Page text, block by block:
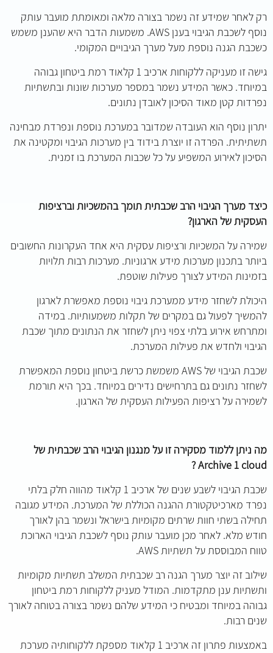
רק לאחר שמידע זה נשמר בצורה מלאה ומאומתת מועבר עותק
נוסף לשכבת הגיבוי בענן AWS. משמעות הדבר היא שהענן משמש
כשכבת הגנה נוספת מעל מערך הגיבויים המקומי.
גישה זו מעניקה ללקוחות ארכיב 1 קלאוד רמת ביטחון גבוהה
במיוחד. כאשר המידע נשמר במספר מערכות שונות ובתשתיות
נפרדות קטן מאוד הסיכון לאובדן נתונים.
יתרון נוסף הוא העובדה שמדובר במערכת נוספת ונפרדת מבחינה
תשתיתית. הפרדה זו יוצרת בידוד בין מערכות הגיבוי ומקטינה את
הסיכון לאירוע המשפיע על כל שכבות המערכת בו זמנית.
כיצד מערך הגיבוי הרב שכבתית תומך בהמשכיות וברציפות
העסקית של הארגון?
שמירה על המשכיות ורציפות עסקית היא אחד העקרונות החשובים
ביותר בתכנון מערכות מידע ארגוניות. מערכות רבות תלויות
בזמינות המידע לצורך פעילות שוטפת.
היכולת לשחזר מידע ממערכת גיבוי נוספת מאפשרת לארגון
להמשיך לפעול גם במקרים של תקלות משמעותיות. במידה
ומתרחש אירוע בלתי צפוי ניתן לשחזר את הנתונים מתוך שכבת
הגיבוי ולחדש את פעילות המערכת.
שכבת הגיבוי של AWS משמשת כרשת ביטחון נוספת המאפשרת
לשחזר נתונים גם בתרחישים נדירים במיוחד. בכך היא תורמת
לשמירה על רציפות הפעילות העסקית של הארגון.
מה ניתן ללמוד מסקירה זו על מנגנון הגיבוי הרב שכבתית של
Archive 1 cloud ?
שכבת הגיבוי לשבע שנים של ארכיב 1 קלאוד מהווה חלק בלתי
נפרד מארכיטקטורת ההגנה הכוללת של המערכת. המידע מגובה
תחילה בשתי חוות שרתים מקומיות בישראל ונשמר בהן לאורך
חודש מלא. לאחר מכן מועבר עותק נוסף לשכבת הגיבוי הארוכת
טווח המבוססת על תשתיות AWS.
שילוב זה יוצר מערך הגנה רב שכבתית המשלב תשתיות מקומיות
ותשתיות ענן מתקדמות. המודל מעניק ללקוחות רמת ביטחון
גבוהה במיוחד ומבטיח כי המידע שלהם נשמר בצורה בטוחה לאורך
שנים רבות.
באמצעות פתרון זה ארכיב 1 קלאוד מספקת ללקוחותיה מערכת